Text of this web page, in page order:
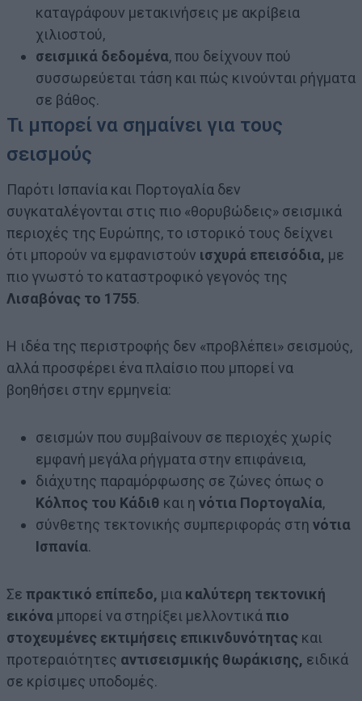
καταγράφουν μετακινήσεις με ακρίβεια
χιλιοστού,
σεισμικά δεδομένα, που δείχνουν πού
συσσωρεύεται τάση και πώς κινούνται ρήγματα
σε βάθος.
Τι μπορεί να σημαίνει για τους
σεισμούς
Παρότι Ισπανία και Πορτογαλία δεν
συγκαταλέγονται στις πιο «θορυβώδεις» σεισμικά
περιοχές της Ευρώπης, το ιστορικό τους δείχνει
ότι μπορούν να εμφανιστούν ισχυρά επεισόδια, με
πιο γνωστό το καταστροφικό γεγονός της
Λισαβόνας το 1755.
Η ιδέα της περιστροφής δεν «προβλέπει» σεισμούς,
αλλά προσφέρει ένα πλαίσιο που μπορεί να
βοηθήσει στην ερμηνεία:
σεισμών που συμβαίνουν σε περιοχές χωρίς
εμφανή μεγάλα ρήγματα στην επιφάνεια,
διάχυτης παραμόρφωσης σε ζώνες όπως ο
Κόλπος του Κάδιθ και η νότια Πορτογαλία,
σύνθετης τεκτονικής συμπεριφοράς στη νότια
Ισπανία.
Σε πρακτικό επίπεδο, μια καλύτερη τεκτονική
εικόνα μπορεί να στηρίξει μελλοντικάπιο
στοχευμένες εκτιμήσεις επικινδυνότητας και
προτεραιότητες αντισεισμικής θωράκισης, ειδικά
σε κρίσιμες υποδομές.